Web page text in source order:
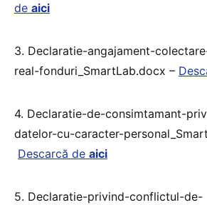
de aici
3. Declaratie-angajament-
real-fonduri_SmartLab.docx –
4. Declaratie-de-consimtamant-
datelor-cu-caracter-
Descarcă de aici
5. Declaratie-privind-conflictul-de-